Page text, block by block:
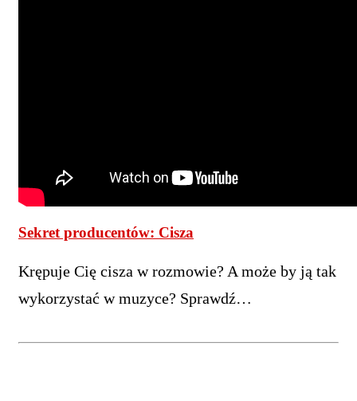
Sekret producentów: Cisza
Krępuje Cię cisza w rozmowie? A może by ją tak
wykorzystać w muzyce? Sprawdź…